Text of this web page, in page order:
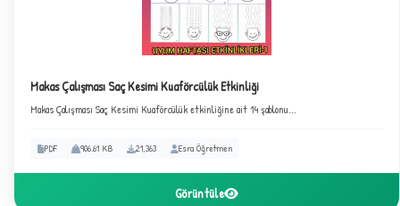
Makas Çalışması Saç Kesimi Kuaförcülük Etkinliği
Makas Çalışması Saç Kesimi Kuaförcülük etkinliğine ait 14 şablonu...
PDF 906.61 KB 21,363 Esra Öğretmen
Görüntüle